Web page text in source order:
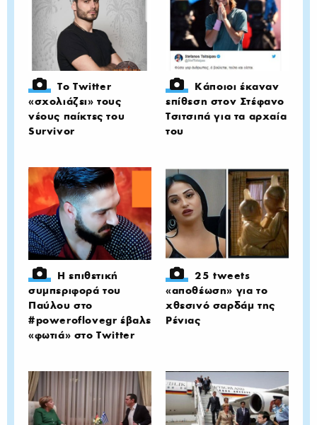
Το Twitter
«σχολιάζει» τους
νέους παίκτες του
Survivor
Κάποιοι έκαναν
επίθεση στον Στέφανο
Τσιτσιπά για τα αρχαία
του
Η επιθετική
συμπεριφορά του
Παύλου στο
#poweroflovegr έβαλε
«φωτιά» στο Twitter
25 tweets
«αποθέωση» για το
χθεσινό σαρδάμ της
Ρένιας